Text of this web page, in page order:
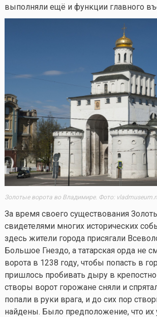
выполняли ещё и функции главного
Золотые ворота во Владимире. Фото:
За время своего существования
свидетелями многих исторических
здесь жители города присягали
Большое Гнездо, а татарская орда не
ворота в 1238 году, чтобы попасть в
пришлось пробивать дыру в
створы ворот горожане сняли и
попали в руки врага, и до сих пор
найдены. Было предположение, что их